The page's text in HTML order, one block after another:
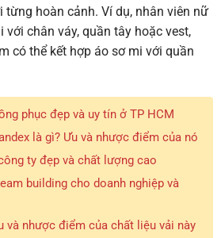
từng hoàn cảnh. Ví dụ, nhân viên nữ
với chân váy, quần tây hoặc vest,
có thể kết hợp áo sơ mi với quần
phục đẹp và uy tín ở TP HCM
là gì? Ưu và nhược điểm của nó
ty đẹp và chất lượng cao
building cho doanh nghiệp và
và nhược điểm của chất liệu vải này